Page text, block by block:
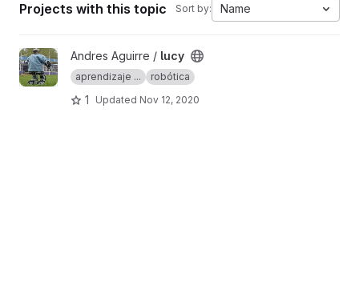
Projects with this topic Sort by: Name
View lucy projectAndres Aguirre / lucy
aprendizaje ... robótica
1 Updated Nov 12, 2020